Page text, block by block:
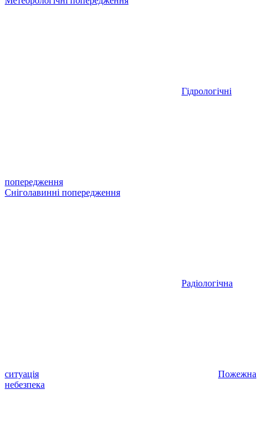
Гідрологічні
попередження
Сніголавинні попередження
Радіологічна
ситуація
Пожежна
небезпека